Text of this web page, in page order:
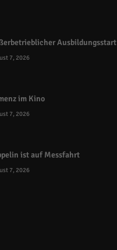
Ausbildungsstart
7, 2026
im Kino
7, 2026
ist auf Messfahrt
7, 2026